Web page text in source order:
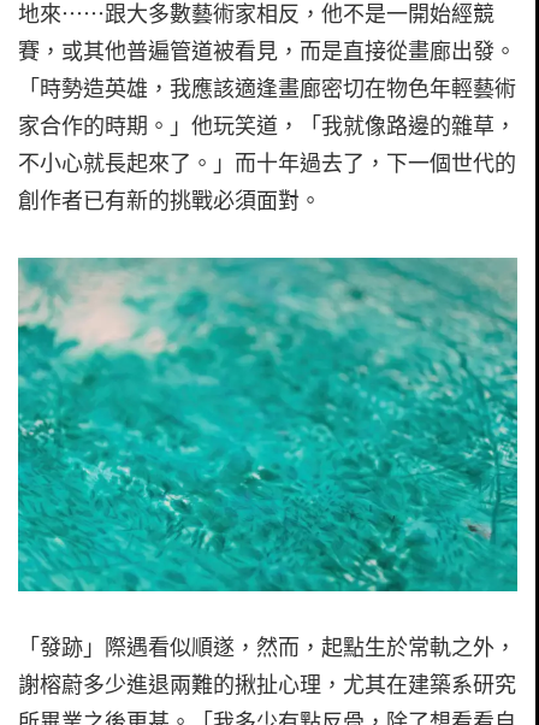
地來⋯⋯跟大多數藝術家相反，他不是一開始經競
賽，或其他普遍管道被看見，而是直接從畫廊出發。
「時勢造英雄，我應該適逢畫廊密切在物色年輕藝術
家合作的時期。」他玩笑道，「我就像路邊的雜草，
不小心就長起來了。」而十年過去了，下一個世代的
創作者已有新的挑戰必須面對。
「發跡」際遇看似順遂，然而，起點生於常軌之外，
謝榕蔚多少進退兩難的揪扯心理，尤其在建築系研究